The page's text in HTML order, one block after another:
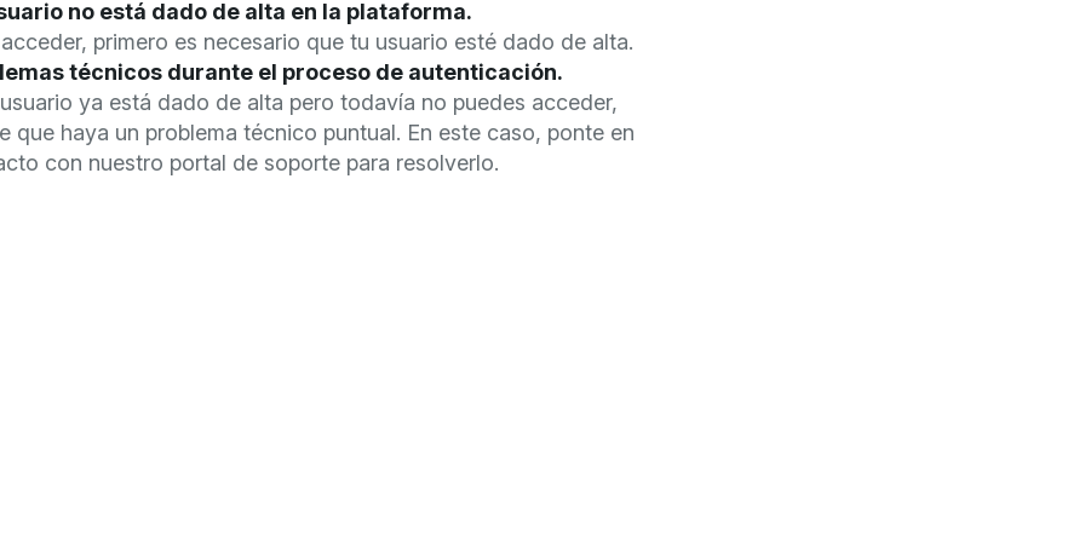
no está dado de alta en la plataforma.
primero es necesario que tu usuario esté dado de alta.
técnicos durante el proceso de autenticación.
ya está dado de alta pero todavía no puedes acceder,
que haya un problema técnico puntual. En este caso, ponte en
con nuestro portal de soporte para resolverlo.